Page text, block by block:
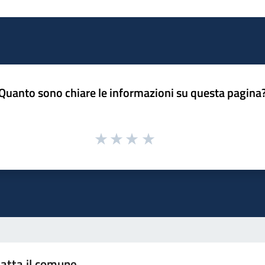
sono chiare le informazioni su questa